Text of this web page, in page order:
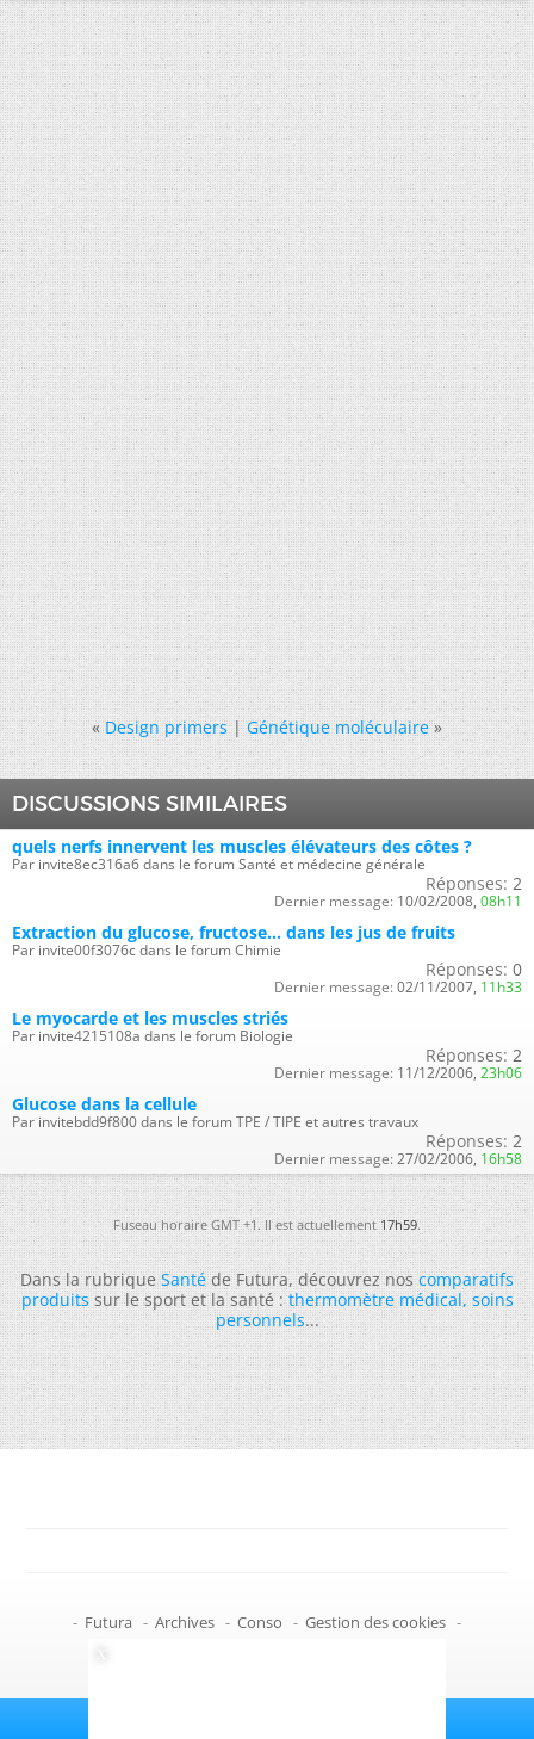
« Design primers|Génétique moléculaire »
DISCUSSIONS SIMILAIRES
quels nerfs innervent les muscles élévateurs des côtes ?
Par invite8ec316a6 dans le forum Santé et médecine générale
Réponses: 2
Dernier message: 10/02/2008, 08h11
Extraction du glucose, fructose... dans les jus de fruits
Par invite00f3076c dans le forum Chimie
Réponses: 0
Dernier message: 02/11/2007, 11h33
Le myocarde et les muscles striés
Par invite4215108a dans le forum Biologie
Réponses: 2
Dernier message: 11/12/2006, 23h06
Glucose dans la cellule
Par invitebdd9f800 dans le forum TPE / TIPE et autres travaux
Réponses: 2
Dernier message: 27/02/2006, 16h58
Fuseau horaire GMT +1. Il est actuellement17h59.
Dans la rubriqueSantéde Futura, découvrez noscomparatifs
produitssur le sport et la santé :thermomètre médical,soins
personnels...
- Futura - Archives - Conso - Gestion des cookies -